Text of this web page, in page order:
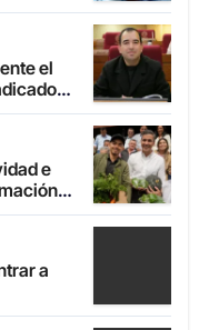
el
e
a